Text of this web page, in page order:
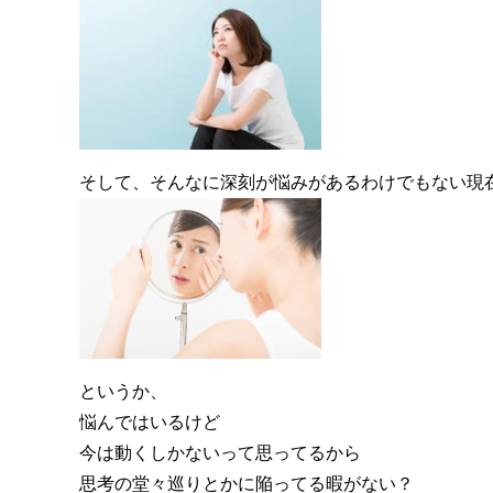
そして、そんなに深刻が悩みがあるわけでもない現
というか、
悩んではいるけど
今は動くしかないって思ってるから
思考の堂々巡りとかに陥ってる暇がない？